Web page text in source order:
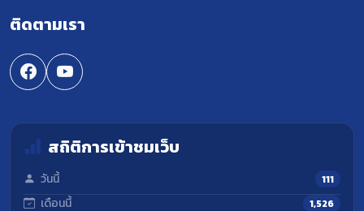
ติดตามเรา
สถิติการเข้าชมเว็บ
วันนี้ 111
เดือนนี้ 1,526